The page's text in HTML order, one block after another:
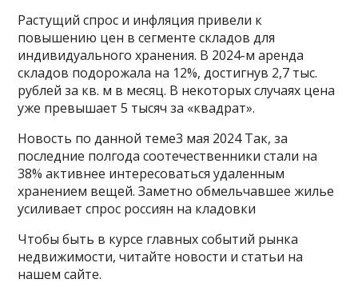
Растущий спрос и инфляция привели к
повышению цен в сегменте складов для
индивидуального хранения. В 2024-м аренда
складов подорожала на 12%, достигнув 2,7 тыс.
рублей за кв. м в месяц. В некоторых случаях цена
уже превышает 5 тысяч за «квадрат».
Новость по данной теме3 мая 2024 Так, за
последние полгода соотечественники стали на
38% активнее интересоваться удаленным
хранением вещей. Заметно обмельчавшее жилье
усиливает спрос россиян на кладовки
Чтобы быть в курсе главных событий рынка
недвижимости, читайте новости и статьи на
нашем сайте.